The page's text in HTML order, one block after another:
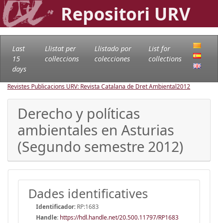
Repositori URV
Last
15
days
Llistat per
col·leccions
Llistado por
colecciones
List for
collections
Revistes Publicacions URV: Revista Catalana de Dret Ambiental2012
Derecho y políticas
ambientales en Asturias
(Segundo semestre 2012)
Dades identificatives
Identificador: RP:1683
Handle: https://hdl.handle.net/20.500.11797/RP1683